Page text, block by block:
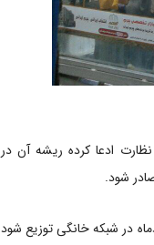
نظارت ادعا کرده ریشه آن در
شود.
بناست از ششم خردادماه در شبکه خانگی توزیع شود